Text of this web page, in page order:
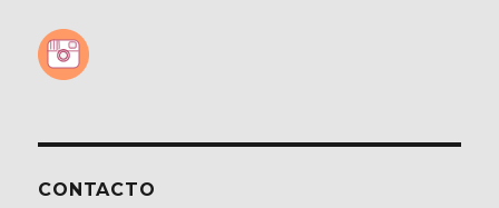
CONTACTO